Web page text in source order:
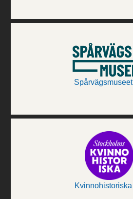
Spårvägsmuseet
Kvinnohistoriska